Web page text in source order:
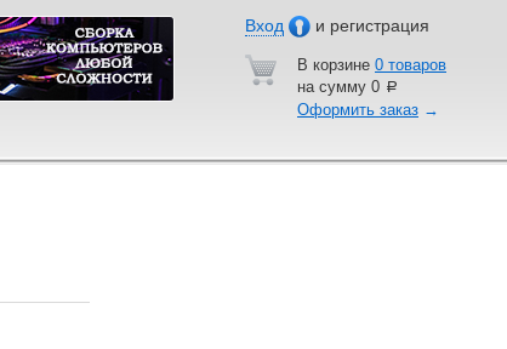
Вход и регистрация
В корзине 0 товаров
на сумму 0 a
Оформить заказ →